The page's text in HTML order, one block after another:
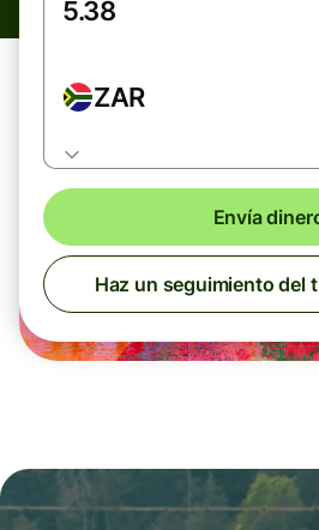
ZAR
Envía
Haz un seguimiento del